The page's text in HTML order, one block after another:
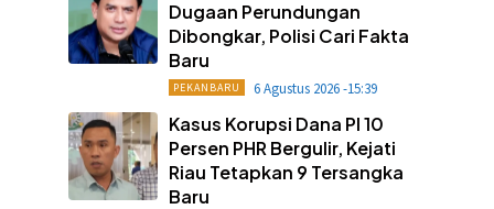
Dugaan Perundungan
Dibongkar, Polisi Cari Fakta
Baru
PEKANBARU 6 Agustus 2026 -15:39
Kasus Korupsi Dana PI 10
Persen PHR Bergulir, Kejati
Riau Tetapkan 9 Tersangka
Baru